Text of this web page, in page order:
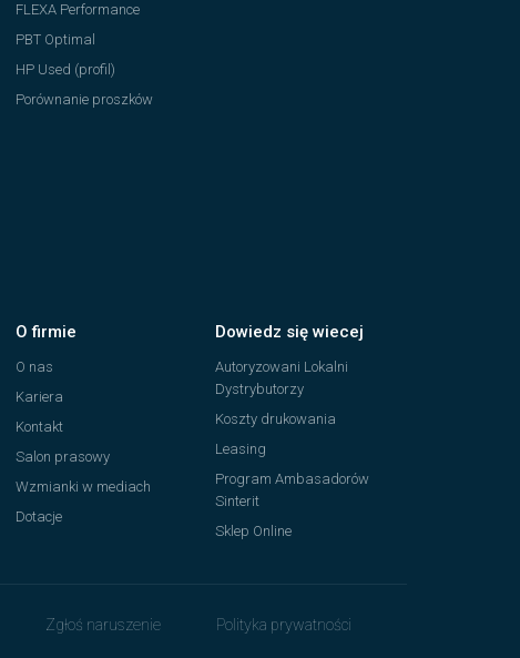
FLEXA Performance
PBT Optimal
HP Used (profil)
Porównanie proszków
O firmie
O nas
Kariera
Kontakt
Salon prasowy
Wzmianki w mediach
Dotacje
Dowiedz się wiecej
Autoryzowani Lokalni
Dystrybutorzy
Koszty drukowania
Leasing
Program Ambasadorów
Sinterit
Sklep Online
Zgłoś naruszenie Polityka prywatności